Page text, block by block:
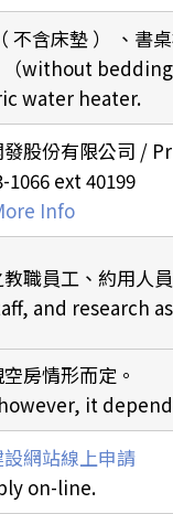
不含床墊 ） 、書
（without
water heater.
發股份有限公司 /
1066 ext 40199
Info
職員工、約用人
and research
房情形而定。
it
網站線上申請
on-line.